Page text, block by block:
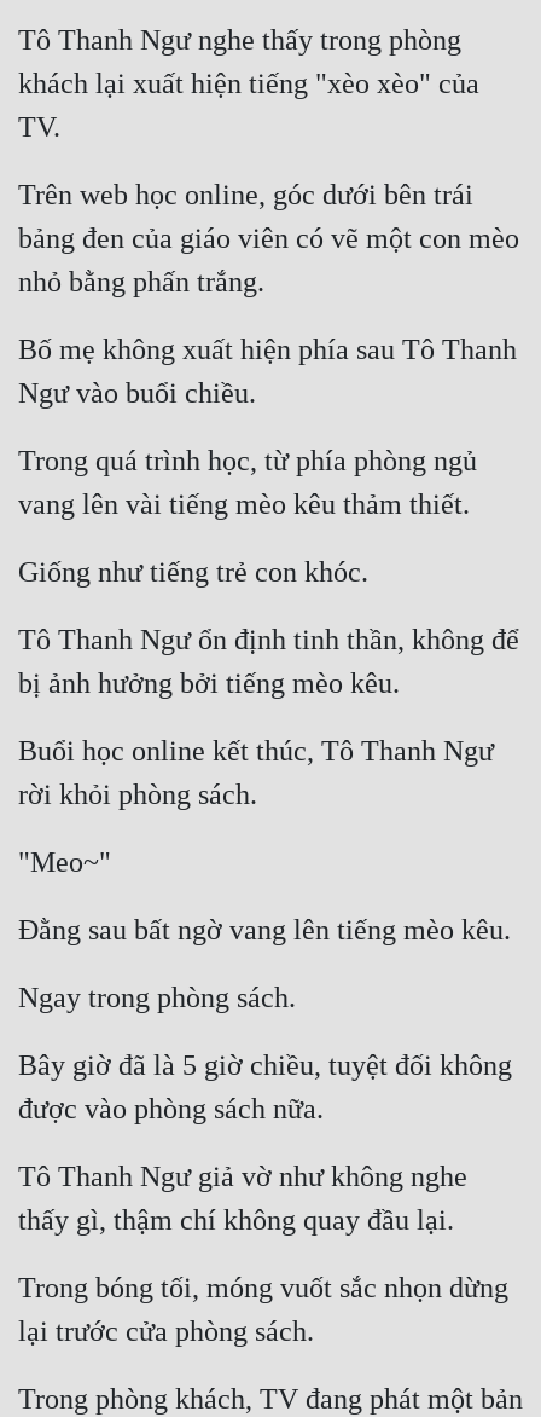
Tô Thanh Ngư nghe thấy trong phòng
khách lại xuất hiện tiếng "xèo xèo" của
TV.
Trên web học online, góc dưới bên trái
bảng đen của giáo viên có vẽ một con mèo
nhỏ bằng phấn trắng.
Bố mẹ không xuất hiện phía sau Tô Thanh
Ngư vào buổi chiều.
Trong quá trình học, từ phía phòng ngủ
vang lên vài tiếng mèo kêu thảm thiết.
Giống như tiếng trẻ con khóc.
Tô Thanh Ngư ổn định tinh thần, không để
bị ảnh hưởng bởi tiếng mèo kêu.
Buổi học online kết thúc, Tô Thanh Ngư
rời khỏi phòng sách.
"Meo~"
Đằng sau bất ngờ vang lên tiếng mèo kêu.
Ngay trong phòng sách.
Bây giờ đã là 5 giờ chiều, tuyệt đối không
được vào phòng sách nữa.
Tô Thanh Ngư giả vờ như không nghe
thấy gì, thậm chí không quay đầu lại.
Trong bóng tối, móng vuốt sắc nhọn dừng
lại trước cửa phòng sách.
Trong phòng khách, TV đang phát một bản